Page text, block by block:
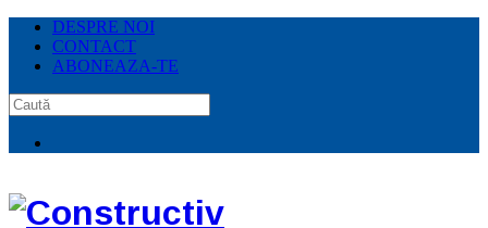
DESPRE NOI
CONTACT
ABONEAZA-TE